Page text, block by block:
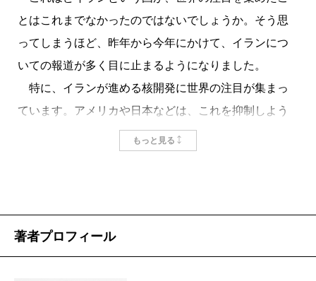
とはこれまでなかったのではないでしょうか。そう思
ってしまうほど、昨年から今年にかけて、イランにつ
いての報道が多く目に止まるようになりました。
特に、イランが進める核開発に世界の注目が集まっ
ています。アメリカや日本などは、これを抑制しよう
と経済制裁を断行、様々な駆け引きを伴った外交戦の
す。
もっと見る
著者プロフィール